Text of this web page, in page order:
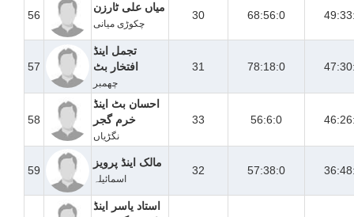
56
میاں علی ٹارزن
چکوڑی میانی
30 68:56:0
57
تجمل اینڈ
افتخار بٹ
چھمبر
31 78:18:0
58
احسان بٹ اینڈ
خرم گجر
نگڑیاں
33 56:6:0
59
مالک اینڈ پرویز
اسمائیلہ
32 57:38:0
استاد یاسر اینڈ